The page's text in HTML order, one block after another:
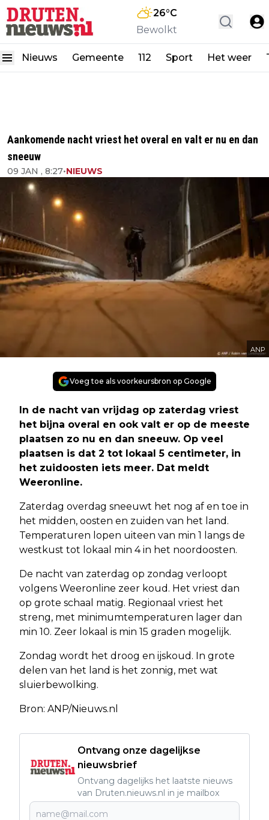
26°C
Bewolkt
Nieuws Gemeente 112 Sport Het weer
Aankomende nacht vriest het overal en valt er nu en dan
sneeuw
09 JAN , 8:27•NIEUWS
ANP
Voeg toe als voorkeursbron op Google
In de nacht van vrijdag op zaterdag vriest
het bijna overal en ook valt er op de meeste
plaatsen zo nu en dan sneeuw. Op veel
plaatsen is dat 2 tot lokaal 5 centimeter, in
het zuidoosten iets meer. Dat meldt
Weeronline.
Zaterdag overdag sneeuwt het nog af en toe in
het midden, oosten en zuiden van het land.
Temperaturen lopen uiteen van min 1 langs de
westkust tot lokaal min 4 in het noordoosten.
De nacht van zaterdag op zondag verloopt
volgens Weeronline zeer koud. Het vriest dan
op grote schaal matig. Regionaal vriest het
streng, met minimumtemperaturen lager dan
min 10. Zeer lokaal is min 15 graden mogelijk.
Zondag wordt het droog en ijskoud. In grote
delen van het land is het zonnig, met wat
sluierbewolking.
Bron: ANP/Nieuws.nl
Ontvang onze dagelijkse
nieuwsbrief
Ontvang dagelijks het laatste nieuws
van Druten.nieuws.nl in je mailbox